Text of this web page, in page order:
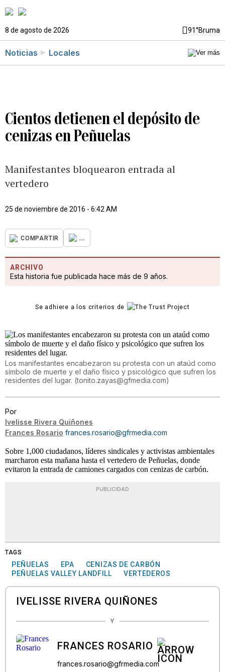
8 de agosto de 2026 91°Bruma
Noticias Locales
Cientos detienen el depósito de
cenizas en Peñuelas
Manifestantes bloquearon entrada al
vertedero
25 de noviembre de 2016 - 6:42 AM
COMPARTIR ...
ARCHIVO
Esta historia fue publicada hace más de 9 años.
Se adhiere a los criterios de
Los manifestantes encabezaron su protesta con un ataúd como
símbolo de muerte y el daño físico y psicológico que sufren los
residentes del lugar. (tonito.zayas@gfmedia.com)
Por
Ivelisse Rivera Quiñones
Frances Rosario frances.rosario@gfrmedia.com
Sobre 1,000 ciudadanos, líderes sindicales y activistas ambientales
marcharon esta mañana hasta el vertedero de Peñuelas, donde
evitaron la entrada de camiones cargados con cenizas de carbón.
PUBLICIDAD
TAGS
PEÑUELAS EPA
CENIZAS DE CARBÓN
PEÑUELAS VALLEY LANDFILL
VERTEDEROS
IVELISSE RIVERA QUIÑONES
Y
FRANCES ROSARIO
frances.rosario@gfrmedia.com